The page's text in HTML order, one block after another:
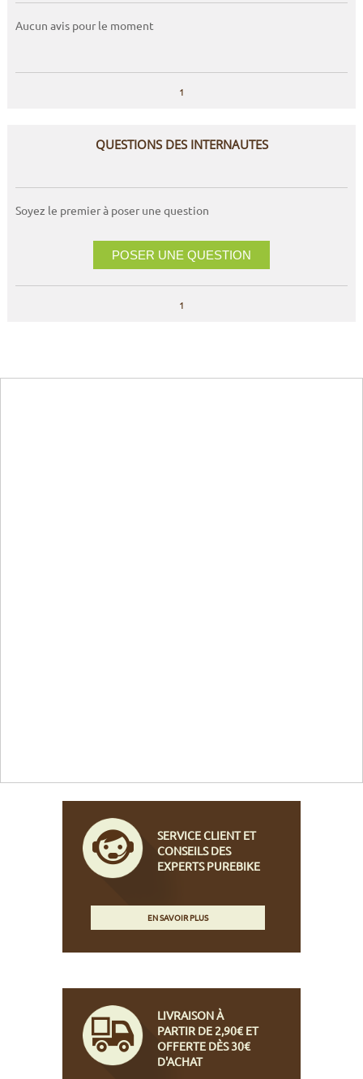
Aucun avis pour le moment
1
QUESTIONS DES INTERNAUTES
Soyez le premier à poser une question
POSER UNE QUESTION
1
SERVICE CLIENT ET
CONSEILS DES
EXPERTS PUREBIKE
EN SAVOIR PLUS
LIVRAISON À
PARTIR DE 2,90€ ET
OFFERTE DÈS 30€
D'ACHAT